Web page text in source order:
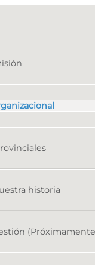
historia